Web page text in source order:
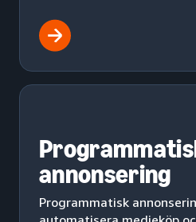
annonsering
Programmatisk